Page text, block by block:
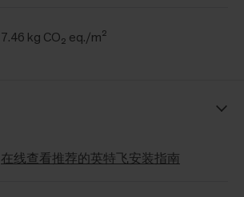
7.46 kg CO₂ eq./m²
在线查看推荐的英特飞安装指南